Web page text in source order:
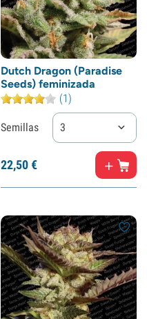
Dutch Dragon (Paradise
Seeds) feminizada
(1)
Semillas 3
22,50€